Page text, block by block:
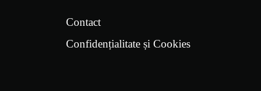
Contact
Confidențialitate și Cookies